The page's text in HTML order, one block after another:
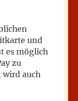
und
es möglich
zu
wird auch